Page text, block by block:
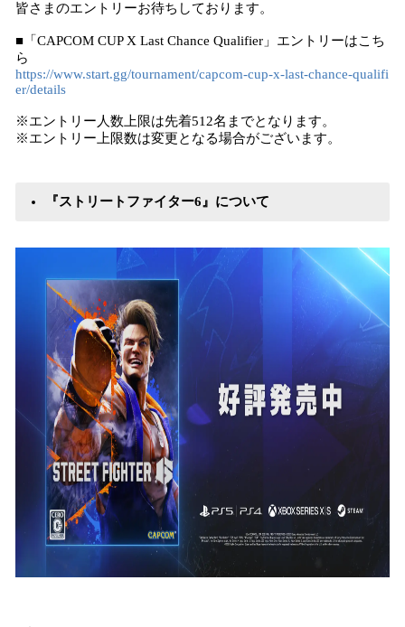
皆さまのエントリーお待ちしております。
■「CAPCOM CUP X Last Chance Qualifier」エントリーはこち
ら
https://www.start.gg/tournament/capcom-cup-x-last-chance-qualifi
er/details
※エントリー人数上限は先着512名までとなります。
※エントリー上限数は変更となる場合がございます。
『ストリートファイター6』について